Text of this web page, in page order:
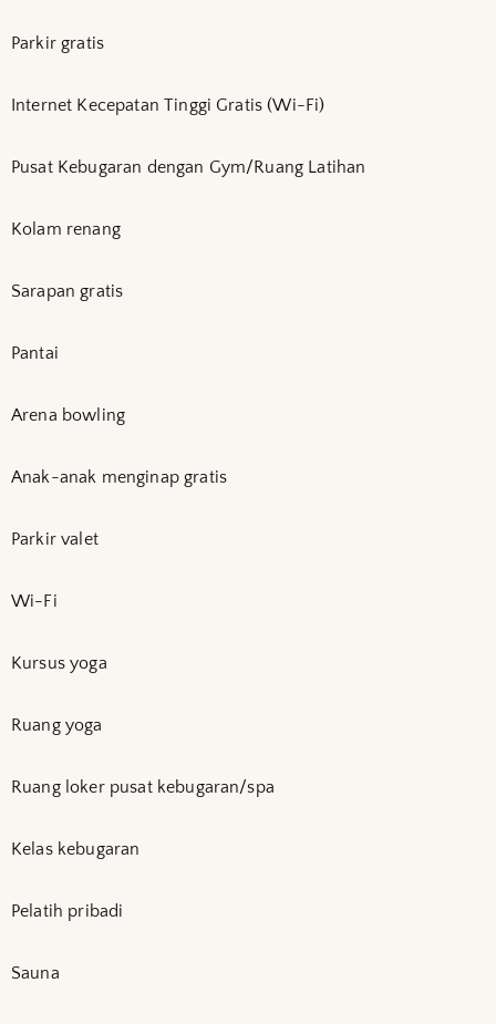
Parkir gratis
Internet Kecepatan Tinggi Gratis (Wi-Fi)
Pusat Kebugaran dengan Gym/Ruang Latihan
Kolam renang
Sarapan gratis
Pantai
Arena bowling
Anak-anak menginap gratis
Parkir valet
Wi-Fi
Kursus yoga
Ruang yoga
Ruang loker pusat kebugaran/spa
Kelas kebugaran
Pelatih pribadi
Sauna